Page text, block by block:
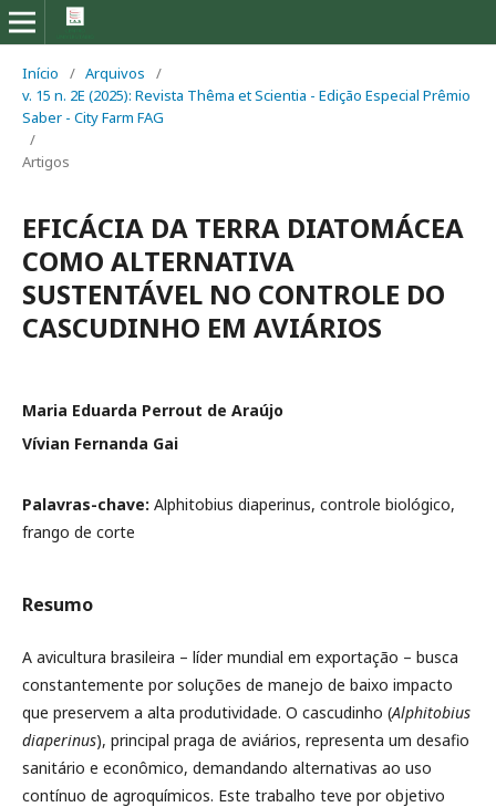
Início / Arquivos
/
v. 15 n. 2E (2025): Revista Thêma et Scientia - Edição Especial Prêmio
Saber - City Farm FAG
/
Artigos
EFICÁCIA DA TERRA DIATOMÁCEA
COMO ALTERNATIVA
SUSTENTÁVEL NO CONTROLE DO
CASCUDINHO EM AVIÁRIOS
Maria Eduarda Perrout de Araújo
Vívian Fernanda Gai
Palavras-chave: Alphitobius diaperinus, controle biológico,
frango de corte
Resumo
A avicultura brasileira – líder mundial em exportação – busca
constantemente por soluções de manejo de baixo impacto
que preservem a alta produtividade. O cascudinho (Alphitobius
diaperinus), principal praga de aviários, representa um desafio
sanitário e econômico, demandando alternativas ao uso
contínuo de agroquímicos. Este trabalho teve por objetivo